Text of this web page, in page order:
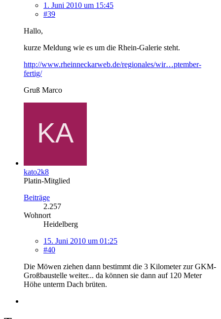
1. Juni 2010 um 15:45
#39
Hallo,
kurze Meldung wie es um die Rhein-Galerie steht.
http://www.rheinneckarweb.de/regionales/wir…ptember-
fertig/
Gruß Marco
kato2k8
Platin-Mitglied
Beiträge
2.257
Wohnort
Heidelberg
15. Juni 2010 um 01:25
#40
Die Möwen ziehen dann bestimmt die 3 Kilometer zur GKM-
Großbaustelle weiter... da können sie dann auf 120 Meter
Höhe unterm Dach brüten.